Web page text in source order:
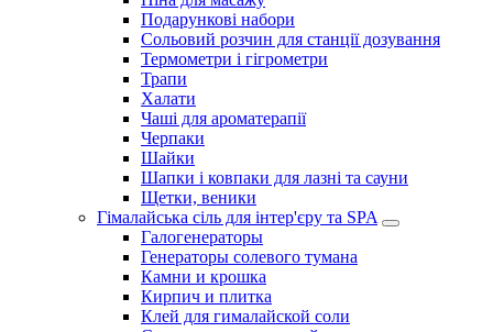
Подарункові набори
Сольовий розчин для станції дозування
Термометри і гігрометри
Трапи
Халати
Чаші для ароматерапії
Черпаки
Шайки
Шапки і ковпаки для лазні та сауни
Щетки, веники
Гімалайська сіль для інтер'єру та SPA
Галогенераторы
Генераторы солевого тумана
Камни и крошка
Кирпич и плитка
Клей для гималайской соли